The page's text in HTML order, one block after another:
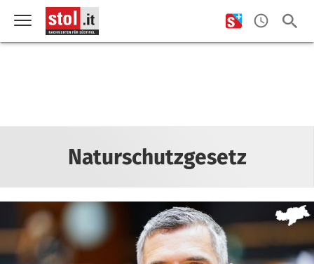
Naturschutzgesetz